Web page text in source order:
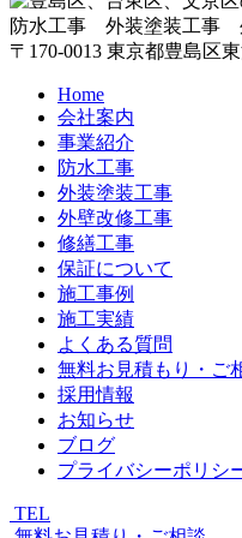
防水工事 外装塗装工事
〒170-0013 東京都豊島区
Home
会社案内
事業紹介
防水工事
外装塗装工事
外壁改修工事
修繕工事
保証について
施工事例
施工実績
よくある質問
無料お見積もり・ご
採用情報
お知らせ
ブログ
プライバシーポリシ
TEL